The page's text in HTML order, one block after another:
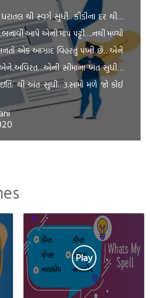
થી સ્વર્ગ સુધી…કીડીના દર થી…
આપે એની માપ પટ્ટી….નથી મળ્યો
મનતો એક આઝાદ વિહરતું પંખી છે…એને
એને..અવિરત…એની સીમાના ખંત સુધી…
થી અંત સુધી…3.સામો મળે જો કોઈ
કહે…દોસ્ત યે અંદાજ બહુત સચ્ચા […]
Play